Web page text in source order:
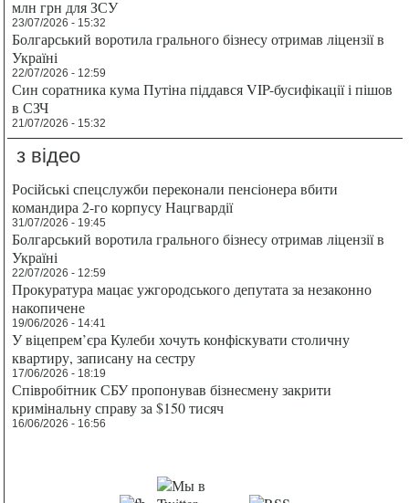
млн грн для ЗСУ
23/07/2026 - 15:32
Болгарський воротила грального бізнесу отримав ліцензії в
Україні
22/07/2026 - 12:59
Син соратника кума Путіна піддався VIP-бусифікації і пішов
в СЗЧ
21/07/2026 - 15:32
з відео
Російські спецслужби переконали пенсіонера вбити
командира 2-го корпусу Нацгвардії
31/07/2026 - 19:45
Болгарський воротила грального бізнесу отримав ліцензії в
Україні
22/07/2026 - 12:59
Прокуратура мацає ужгородського депутата за незаконно
накопичене
19/06/2026 - 14:41
У віцепрем’єра Кулеби хочуть конфіскувати столичну
квартиру, записану на сестру
17/06/2026 - 18:19
Співробітник СБУ пропонував бізнесмену закрити
кримінальну справу за $150 тисяч
16/06/2026 - 16:56